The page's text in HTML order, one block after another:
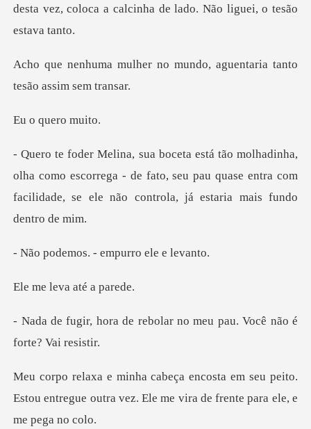
desta vez, coloca a calcinha d
o mundo, aguentaria tanto
quero
a como escorrega - de fato, seu pau quase entra com
facilida
. - empurro e
eva até
rebolar no meu pau. Você
seu peito.
Estou entregue outra vez. Ele me